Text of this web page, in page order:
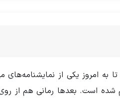
نمایشنامه پیچ خطرناک از اولین اجرایش در سال
شده است. بعدها رمانی هم از